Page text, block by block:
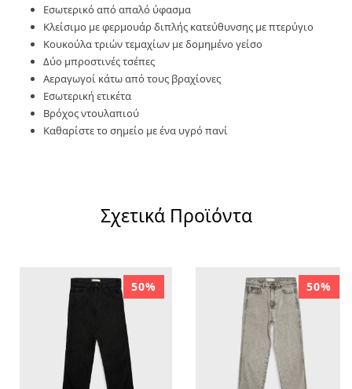
Εσωτερικό από απαλό ύφασμα
Κλείσιμο με φερμουάρ διπλής κατεύθυνσης με πτερύγιο
Κουκούλα τριών τεμαχίων με δομημένο γείσο
Δύο μπροστινές τσέπες
Αεραγωγοί κάτω από τους βραχίονες
Εσωτερική ετικέτα
Βρόχος ντουλαπιού
Καθαρίστε το σημείο με ένα υγρό πανί
Σχετικά Προϊόντα
50% 50%